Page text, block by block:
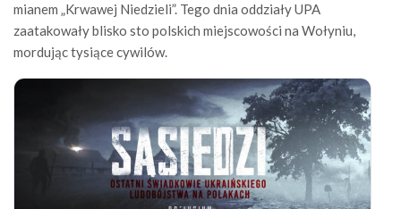
mianem „Krwawej Niedzieli”. Tego dnia oddziały UPA
zaatakowały blisko sto polskich miejscowości na Wołyniu,
mordując tysiące cywilów.